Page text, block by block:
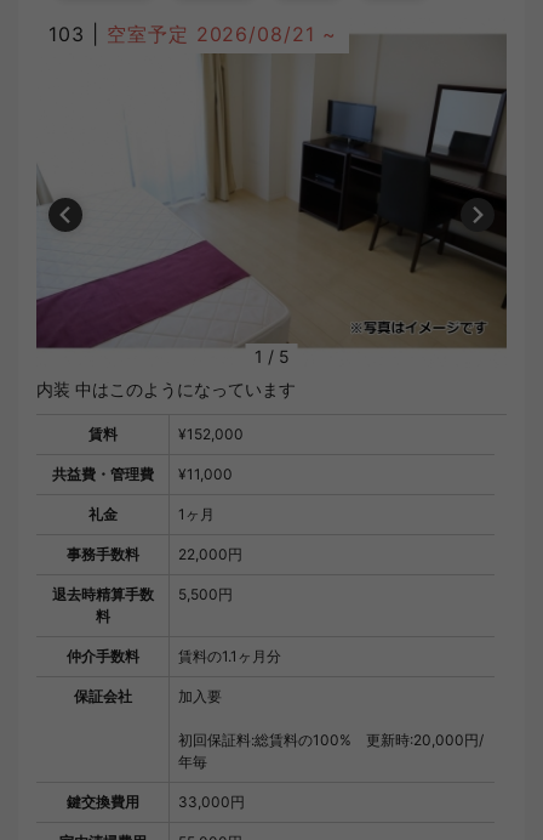
103 | 空室予定 2026/08/21 ~
1 / 5
内装 中はこのようになっています
賃料 ¥152,000
共益費・管理費 ¥11,000
礼金 1ヶ月
事務手数料 22,000円
退去時精算手数
料
5,500円
仲介手数料 賃料の1.1ヶ月分
保証会社 加入要
初回保証料:総賃料の100% 更新時:20,000円/
年毎
鍵交換費用 33,000円